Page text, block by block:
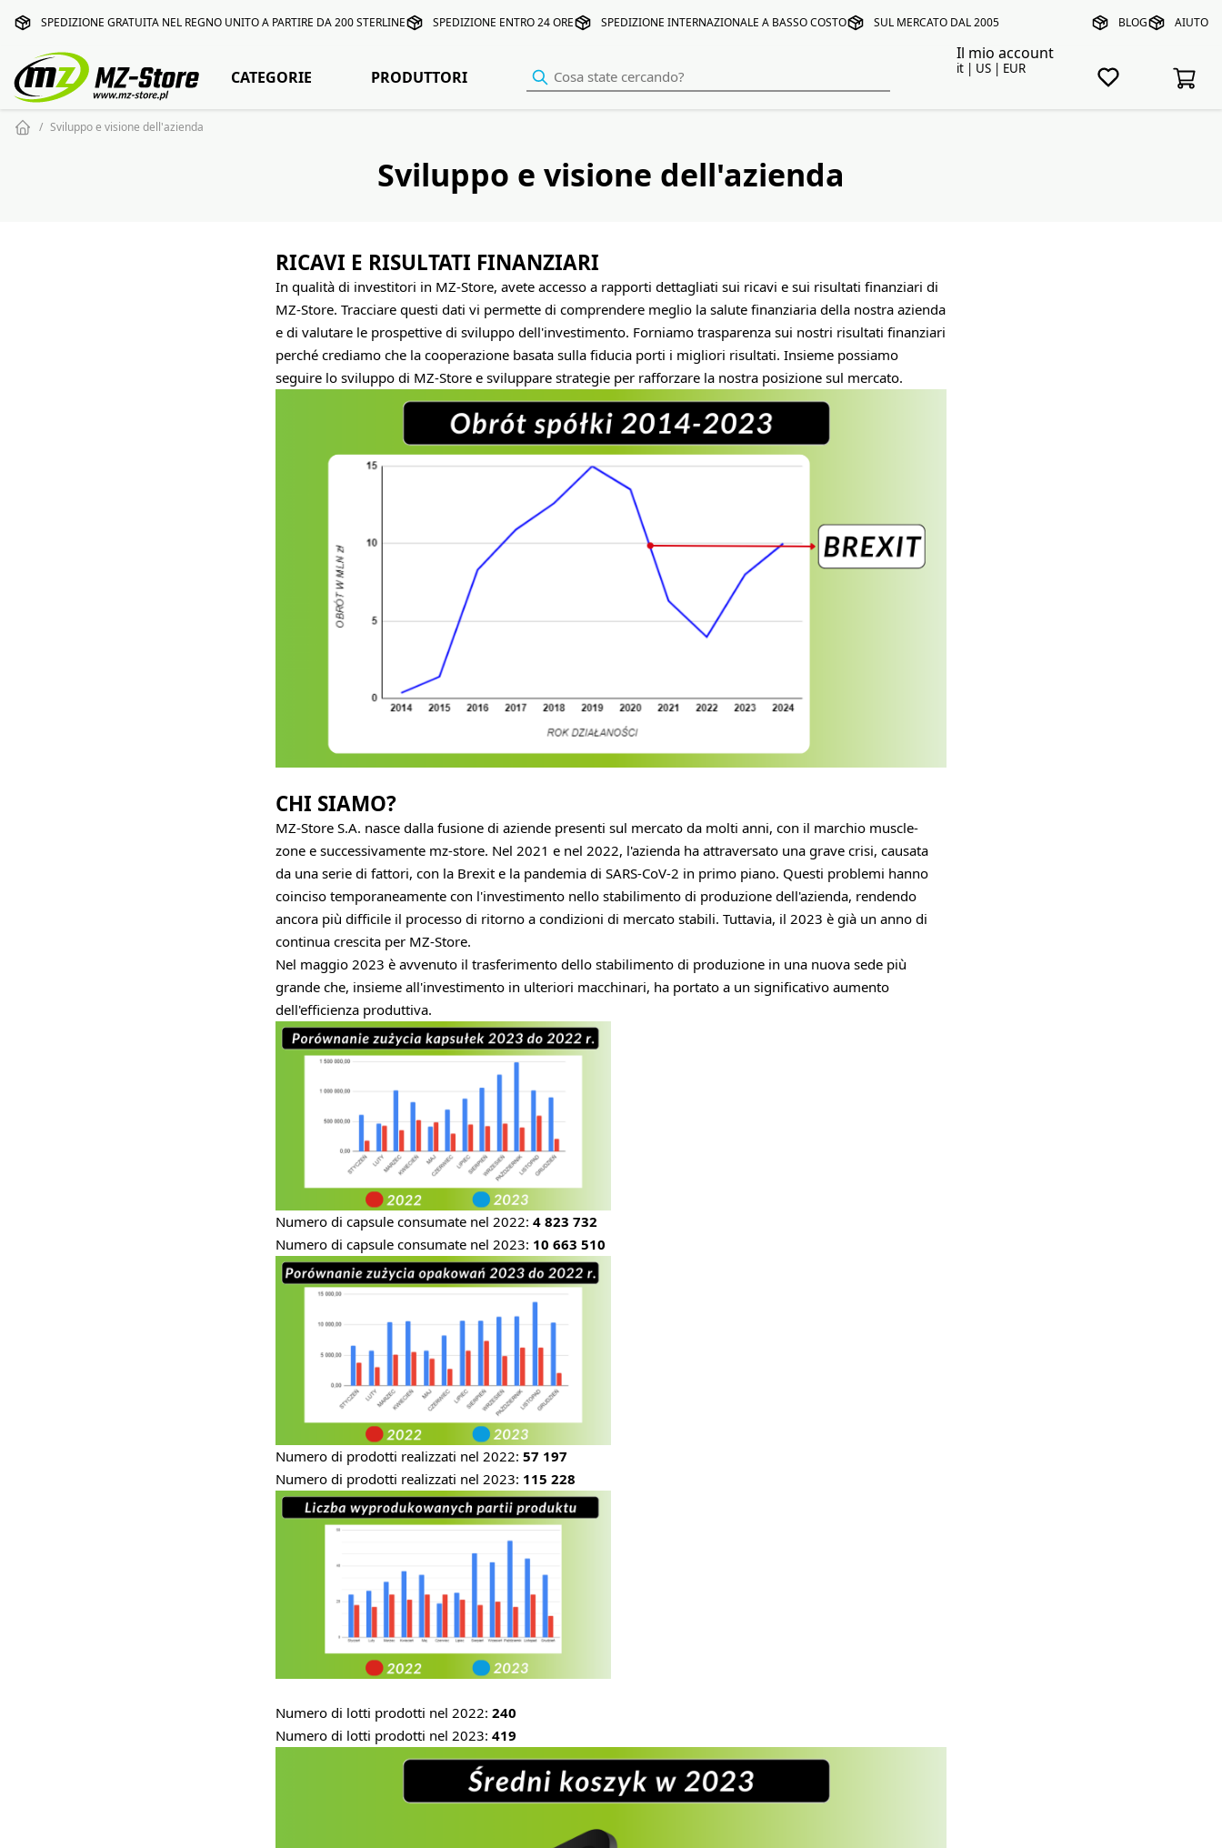
SPEDIZIONE GRATUITA NEL REGNO UNITO A PARTIRE DA 200 STERLINE SPEDIZIONE ENTRO 24 ORE SPEDIZIONE INTERNAZIONALE A BASSO COSTO SUL MERCATO DAL 2005 BLOG AIUTO
Il mio account
it | US | EUR
CATEGORIE PRODUTTORI
Sviluppo e visione dell'azienda
Sviluppo e visione dell'azienda
RICAVI E RISULTATI FINANZIARI
In qualità di investitori in MZ-Store, avete accesso a rapporti dettagliati sui ricavi e sui risultati finanziari di
MZ-Store. Tracciare questi dati vi permette di comprendere meglio la salute finanziaria della nostra azienda
e di valutare le prospettive di sviluppo dell'investimento. Forniamo trasparenza sui nostri risultati finanziari
perché crediamo che la cooperazione basata sulla fiducia porti i migliori risultati. Insieme possiamo
seguire lo sviluppo di MZ-Store e sviluppare strategie per rafforzare la nostra posizione sul mercato.
CHI SIAMO?
MZ-Store S.A. nasce dalla fusione di aziende presenti sul mercato da molti anni, con il marchio muscle-
zone e successivamente mz-store. Nel 2021 e nel 2022, l'azienda ha attraversato una grave crisi, causata
da una serie di fattori, con la Brexit e la pandemia di SARS-CoV-2 in primo piano. Questi problemi hanno
coinciso temporaneamente con l'investimento nello stabilimento di produzione dell'azienda, rendendo
ancora più difficile il processo di ritorno a condizioni di mercato stabili. Tuttavia, il 2023 è già un anno di
continua crescita per MZ-Store.
Nel maggio 2023 è avvenuto il trasferimento dello stabilimento di produzione in una nuova sede più
grande che, insieme all'investimento in ulteriori macchinari, ha portato a un significativo aumento
dell'efficienza produttiva.
Numero di capsule consumate nel 2022: 4 823 732
Numero di capsule consumate nel 2023: 10 663 510
Numero di prodotti realizzati nel 2022: 57 197
Numero di prodotti realizzati nel 2023: 115 228
Numero di lotti prodotti nel 2022: 240
Numero di lotti prodotti nel 2023: 419